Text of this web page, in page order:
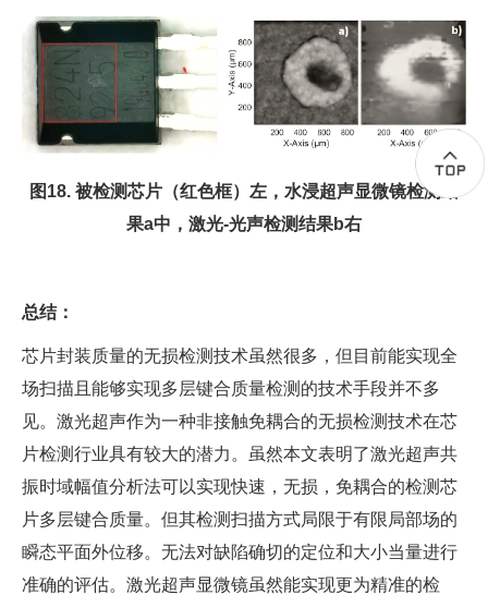
图18. 被检测芯片（红色框）左，水浸超声显微镜检测结
果a中，激光-光声检测结果b右
总结：
芯片封装质量的无损检测技术虽然很多，但目前能实现全
场扫描且能够实现多层键合质量检测的技术手段并不多
见。激光超声作为一种非接触免耦合的无损检测技术在芯
片检测行业具有较大的潜力。虽然本文表明了激光超声共
振时域幅值分析法可以实现快速，无损，免耦合的检测芯
片多层键合质量。但其检测扫描方式局限于有限局部场的
瞬态平面外位移。无法对缺陷确切的定位和大小当量进行
准确的评估。激光超声显微镜虽然能实现更为精准的检